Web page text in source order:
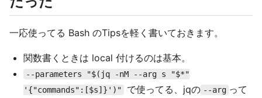
一応使ってる Bash のTipsを軽く書いておきます。
関数書くときは local 付けるのは基本。
--parameters "$(jq -nM --arg s "$*"
'{"commands":[$s]}')"
で使ってる、jqの --arg って